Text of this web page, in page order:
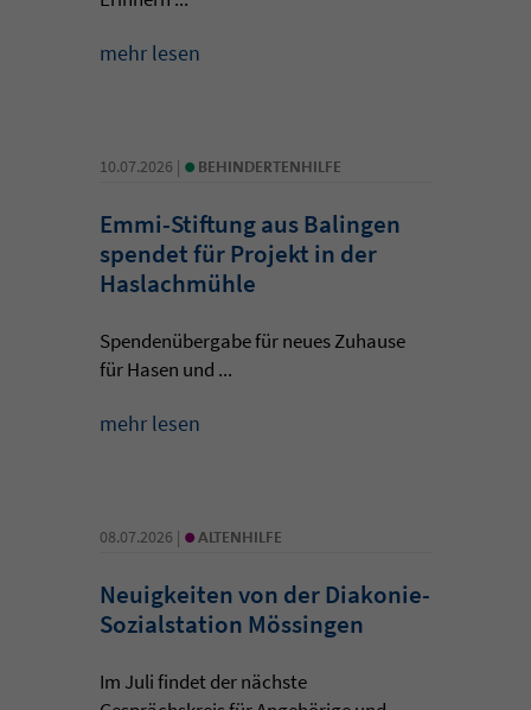
mehr lesen
10.07.2026 | • BEHINDERTENHILFE
Emmi-Stiftung aus Balingen
spendet für Projekt in der
Haslachmühle
Spendenübergabe für neues Zuhause
für Hasen und ...
mehr lesen
08.07.2026 | • ALTENHILFE
Neuigkeiten von der Diakonie-
Sozialstation Mössingen
Im Juli findet der nächste